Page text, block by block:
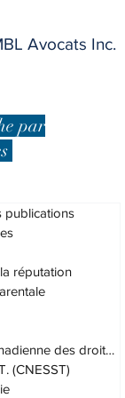
Avocats Inc.
par
publications
réputation
Charte canadienne des droits et lib
(CNESST)